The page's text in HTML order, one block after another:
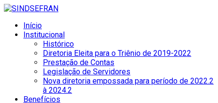
Início
Institucional
Histórico
Diretoria Eleita para o Triênio de 2019-2022
Prestação de Contas
Legislação de Servidores
Nova diretoria empossada para período de 2022.2
à 2024.2
Benefícios